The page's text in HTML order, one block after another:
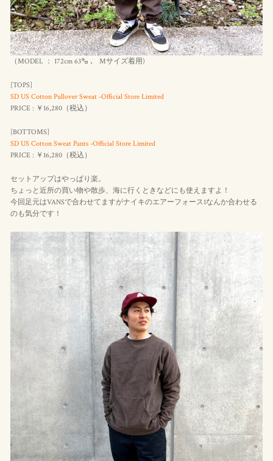
（MODEL ： 172cm 63㌔ 、 Mサイズ着用)
[TOPS]
SD US Cotton Pullover Sweat -Official Store Limited
PRICE : ￥16,280（税込 ）
[BOTTOMS]
SD US Cotton Sweat Pants -Official Store Limited
PRICE : ￥16,280（税込 ）
セットアップはやっぱり楽。
ちょっと近所の買い物や散歩、海に行くときなどにも使えますよ！
今回足元はVANSで合わせてますがナイキのエアーフォース1なんか合わせる
のも気分です！